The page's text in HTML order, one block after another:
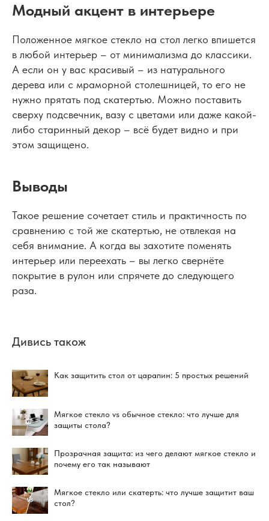
Модный акцент в интерьере
Положенное мягкое стекло на стол легко впишется
в любой интерьер – от минимализма до классики.
А если он у вас красивый – из натурального
дерева или с мраморной столешницей, то его не
нужно прятать под скатертью. Можно поставить
сверху подсвечник, вазу с цветами или даже какой-
либо старинный декор – всё будет видно и при
этом защищено.
Выводы
Такое решение сочетает стиль и практичность по
сравнению с той же скатертью, не отвлекая на
себя внимание. А когда вы захотите поменять
интерьер или переехать – вы легко свернёте
покрытие в рулон или спрячете до следующего
раза.
Дивись також
Как защитить стол от царапин: 5 простых решений
Мягкое стекло vs обычное стекло: что лучше для
защиты стола?
Прозрачная защита: из чего делают мягкое стекло и
почему его так называют
Мягкое стекло или скатерть: что лучше защитит ваш
стол?